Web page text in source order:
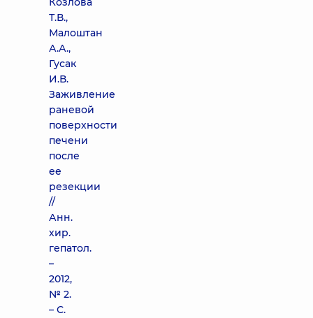
Т.В.,
Малоштан
А.А.,
Гусак
И.В.
Заживление
раневой
поверхности
печени
после
ее
резекции
//
Анн.
хир.
гепатол.
–
2012,
№ 2.
– С.